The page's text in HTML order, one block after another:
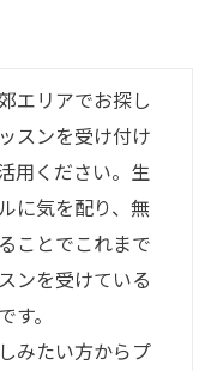
エリアでお探し
スンを受け付け
用ください。生
に気を配り、無
ことでこれまで
ンを受けている
。
みたい方からプ